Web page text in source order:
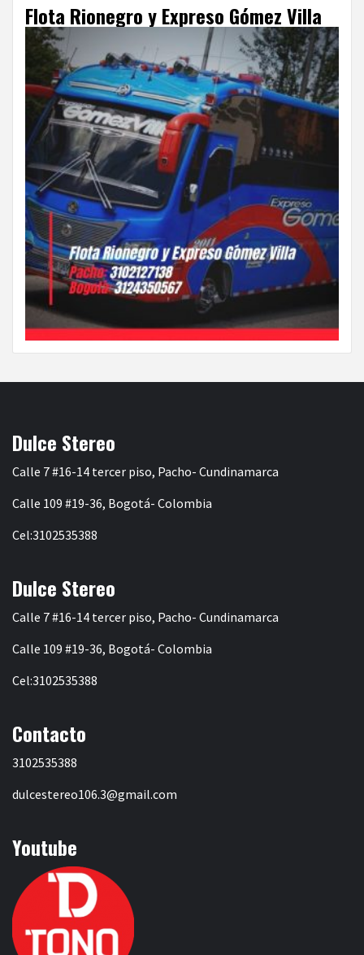
Flota Rionegro y Expreso Gómez Villa
Dulce Stereo
Calle 7 #16-14 tercer piso, Pacho- Cundinamarca
Calle 109 #19-36, Bogotá- Colombia
Cel:3102535388
Dulce Stereo
Calle 7 #16-14 tercer piso, Pacho- Cundinamarca
Calle 109 #19-36, Bogotá- Colombia
Cel:3102535388
Contacto
3102535388
dulcestereo106.3@gmail.com
Youtube